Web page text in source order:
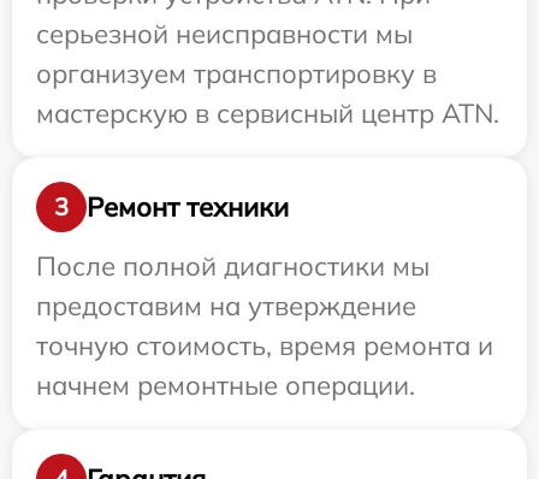
серьезной неисправности мы
организуем транспортировку в
мастерскую в сервисный центр ATN.
3
Ремонт техники
После полной диагностики мы
предоставим на утверждение
точную стоимость, время ремонта и
начнем ремонтные операции.